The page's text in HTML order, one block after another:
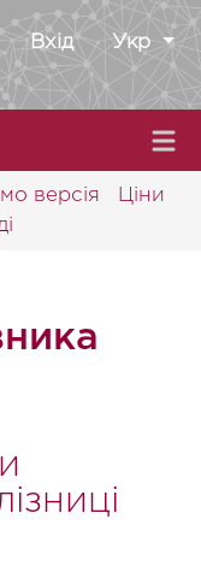
Вхід Укр
версія
Ціни